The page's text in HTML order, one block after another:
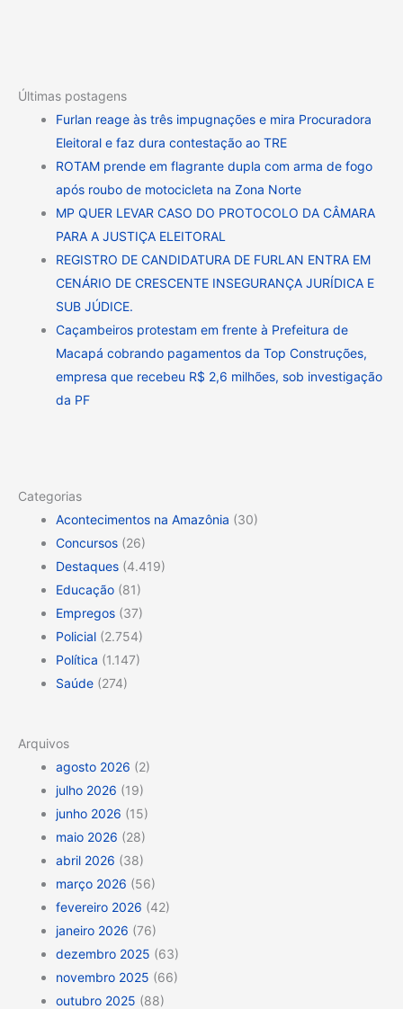
Últimas postagens
Furlan reage às três impugnações e mira Procuradora
Eleitoral e faz dura contestação ao TRE
ROTAM prende em flagrante dupla com arma de fogo
após roubo de motocicleta na Zona Norte
MP QUER LEVAR CASO DO PROTOCOLO DA CÂMARA
PARA A JUSTIÇA ELEITORAL
REGISTRO DE CANDIDATURA DE FURLAN ENTRA EM
CENÁRIO DE CRESCENTE INSEGURANÇA JURÍDICA E
SUB JÚDICE.
Caçambeiros protestam em frente à Prefeitura de
Macapá cobrando pagamentos da Top Construções,
empresa que recebeu R$ 2,6 milhões, sob investigação
da PF
Categorias
Acontecimentos na Amazônia (30)
Concursos (26)
Destaques (4.419)
Educação (81)
Empregos (37)
Policial (2.754)
Política (1.147)
Saúde (274)
Arquivos
agosto 2026 (2)
julho 2026 (19)
junho 2026 (15)
maio 2026 (28)
abril 2026 (38)
março 2026 (56)
fevereiro 2026 (42)
janeiro 2026 (76)
dezembro 2025 (63)
novembro 2025 (66)
outubro 2025 (88)